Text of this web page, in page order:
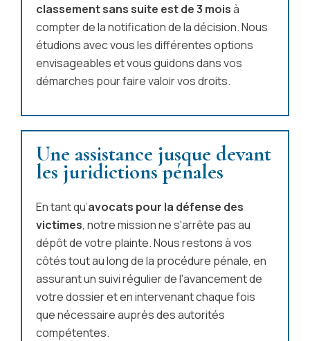
classement sans suite est de 3 moisà
compter de la notification de la décision. Nous
étudions avec vous les différentes options
envisageables et vous guidons dans vos
démarches pour faire valoir vos droits.
Une assistance jusque devant
les juridictions pénales
En tant qu’avocats pour la défense des
victimes, notre mission ne s'arrête pas au
dépôt de votre plainte. Nous restons à vos
côtés tout au long de la procédure pénale, en
assurant un suivi régulier de l'avancement de
votre dossier et en intervenant chaque fois
que nécessaire auprès des autorités
compétentes.